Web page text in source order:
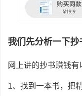
我们先分析一下
网上讲的抄书赚钱有
1、找到一本书，把